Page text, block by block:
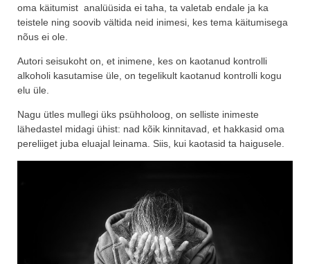
oma käitumist analüüsida ei taha, ta valetab endale ja ka
teistele ning soovib vältida neid inimesi, kes tema käitumisega
nõus ei ole.
Autori seisukoht on, et inimene, kes on kaotanud kontrolli
alkoholi kasutamise üle, on tegelikult kaotanud kontrolli kogu
elu üle.
Nagu ütles mullegi üks psühholoog, on selliste inimeste
lähedastel midagi ühist: nad kõik kinnitavad, et hakkasid oma
pereliiget juba eluajal leinama. Siis, kui kaotasid ta haigusele.